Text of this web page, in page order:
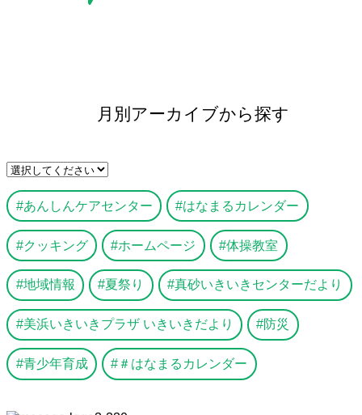
月別アーカイブから探す
あんしんケアセンター はなまるカレンダー
クッキング ホームページ 体操教室
地域情報 夏祭り 真砂いきいきセンターだより
美浜いきいきプラザ いきいきだより 防災
青少年育成 ＃はなまるカレンダー